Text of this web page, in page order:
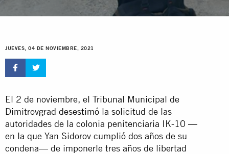
JUEVES, 04 DE NOVIEMBRE, 2021
El 2 de noviembre, el Tribunal Municipal de
Dimitrovgrad desestimó la solicitud de las
autoridades de la colonia penitenciaria IK-10 —
en la que Yan Sidorov cumplió dos años de su
condena— de imponerle tres años de libertad